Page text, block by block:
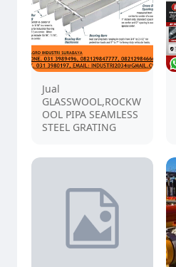
Jual
GLASSWOOL,ROCKW
OOL PIPA SEAMLESS
STEEL GRATING